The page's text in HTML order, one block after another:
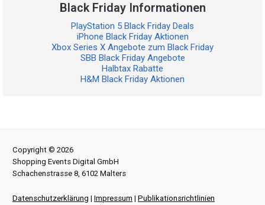
Black Friday Informationen
PlayStation 5 Black Friday Deals
iPhone Black Friday Aktionen
Xbox Series X Angebote zum Black Friday
SBB Black Friday Angebote
Halbtax Rabatte
H&M Black Friday Aktionen
Copyright © 2026
Shopping Events Digital GmbH
Schachenstrasse 8, 6102 Malters
Datenschutzerklärung | Impressum | Publikationsrichtlinien